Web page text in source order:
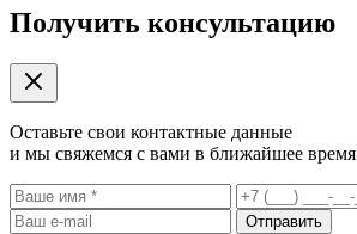
Получить консультацию
Оставьте свои контактные данные
и мы свяжемся с вами в ближайшее время
Отправить